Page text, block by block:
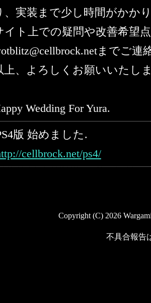
、実装まで少し時間がかか
イト上での疑問や改善希望
までご連
上、よろしくお願いいたし
Wedding For Yura.
版 始めました.
cellbrock.net/ps4/
Copyright (C) 2026
不具合報告